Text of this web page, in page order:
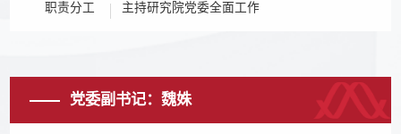
职责分工 主持研究院党委全面工作
党委副书记：魏姝